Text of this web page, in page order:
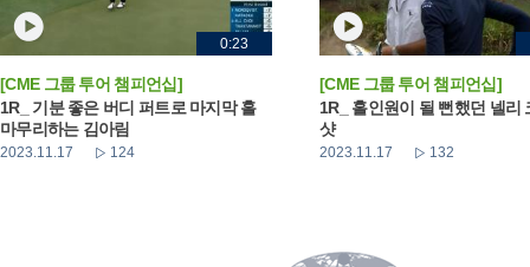
0:23
[CME 그룹 투어 챔피언십]
1R_ 기분 좋은 버디 퍼트로 마지막 홀
마무리하는 김아림
2023.11.17 124
[CME 그룹 투어 챔피언십]
1R_ 홀인원이 될 뻔했던 넬리
샷
2023.11.17 132